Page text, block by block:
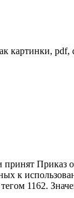
картинки,
к
1162.